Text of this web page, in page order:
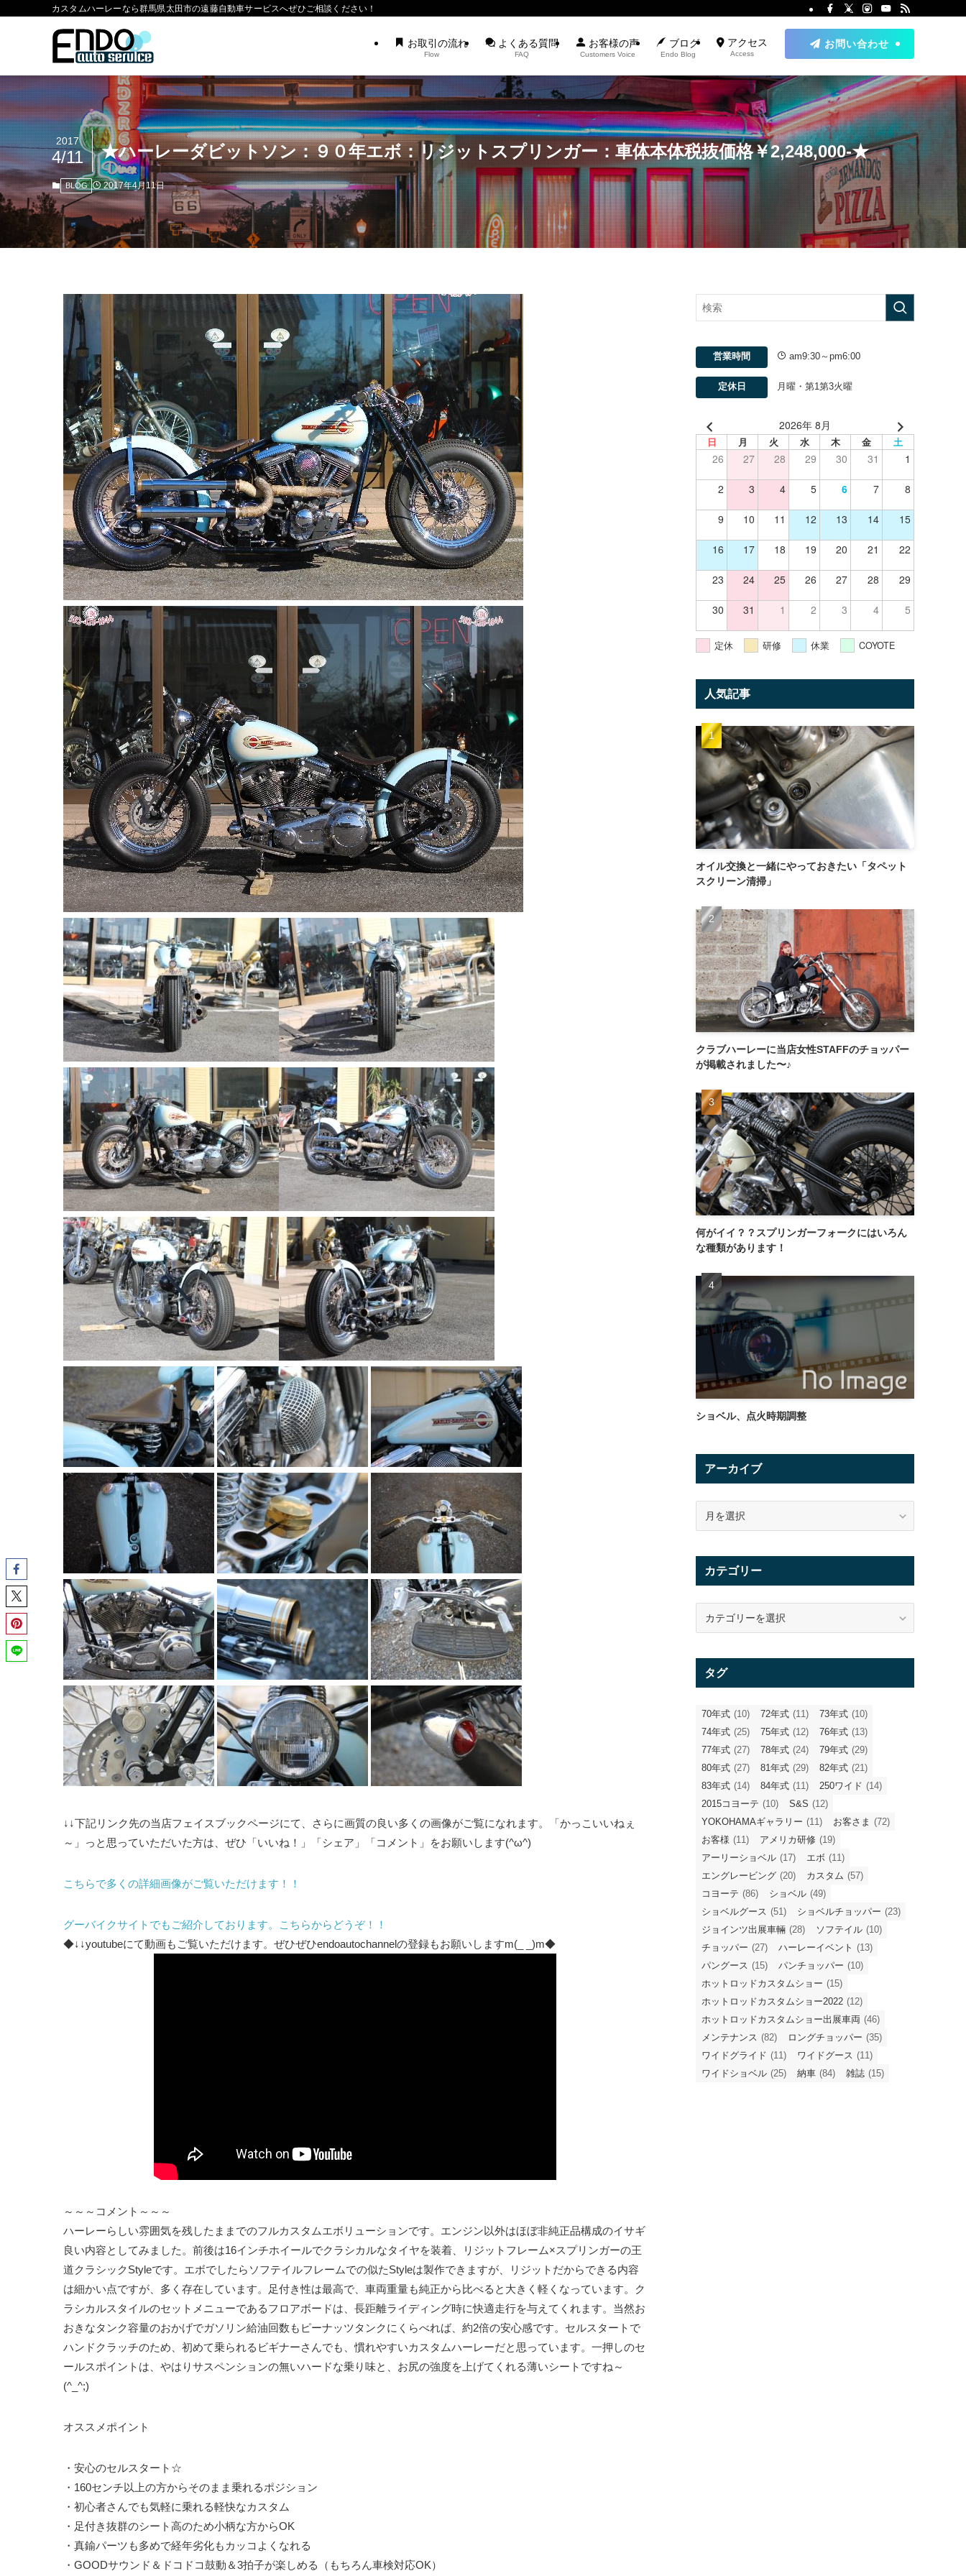
カスタムハーレーなら群馬県太田市の遠藤自動車サービスへぜひご相談ください！
お取引の流れ
Flow
よくある質問
FAQ
お客様の声
Customers Voice
ブログ
Endo Blog
アクセス
Access
お問い合わせ
★ハーレーダビットソン：９０年エボ：リジットスプリンガー：車体本体税抜価格￥2,248,000‐★
2017
4/11
BLOG 2017年4月11日
↓↓下記リンク先の当店フェイスブックページにて、さらに画質の良い多くの画像がご覧になれます。「かっこいいねぇ
～」っと思っていただいた方は、ぜひ「いいね！」「シェア」「コメント」をお願いします(^ω^)
こちらで多くの詳細画像がご覧いただけます！！
グーバイクサイトでもご紹介しております。こちらからどうぞ！！
◆↓↓youtubeにて動画もご覧いただけます。ぜひぜひendoautochannelの登録もお願いしますm(_ _)m◆
～～～コメント～～～
ハーレーらしい雰囲気を残したままでのフルカスタムエボリューションです。エンジン以外はほぼ非純正品構成のイサギ
良い内容としてみました。前後は16インチホイールでクラシカルなタイヤを装着、リジットフレーム×スプリンガーの王
道クラシックStyleです。エボでしたらソフテイルフレームでの似たStyleは製作できますが、リジットだからできる内容
は細かい点ですが、多く存在しています。足付き性は最高で、車両重量も純正から比べると大きく軽くなっています。ク
ラシカルスタイルのセットメニューであるフロアボードは、長距離ライディング時に快適走行を与えてくれます。当然お
おきなタンク容量のおかげでガソリン給油回数もピーナッツタンクにくらべれば、約2倍の安心感です。セルスタートで
ハンドクラッチのため、初めて乗られるビギナーさんでも、慣れやすいカスタムハーレーだと思っています。一押しのセ
ールスポイントは、やはりサスペンションの無いハードな乗り味と、お尻の強度を上げてくれる薄いシートですね～
(^_^;)
オススメポイント
・安心のセルスタート☆
・160センチ以上の方からそのまま乗れるポジション
・初心者さんでも気軽に乗れる軽快なカスタム
・足付き抜群のシート高のため小柄な方からOK
・真鍮パーツも多めで経年劣化もカッコよくなれる
・GOODサウンド＆ドコドコ鼓動＆3拍子が楽しめる（もちろん車検対応OK）
営業時間 am9:30～pm6:00
定休日 月曜・第1第3火曜
2026年 8月
日 月 火 水 木 金 土
26 27 28 29 30 31 1
2 3 4 5 6 7 8
9 10 11 12 13 14 15
16 17 18 19 20 21 22
23 24 25 26 27 28 29
30 31 1 2 3 4 5
定休 研修 休業 COYOTE
人気記事
オイル交換と一緒にやっておきたい「タペット
スクリーン清掃」
クラブハーレーに当店女性STAFFのチョッパー
が掲載されました〜♪
何がイイ？？スプリンガーフォークにはいろん
な種類があります！
ショベル、点火時期調整
アーカイブ
イ
カテゴリー
リ
タグ
70年式 (10) 72年式 (11) 73年式 (10)
74年式 (25) 75年式 (12) 76年式 (13)
77年式 (27) 78年式 (24) 79年式 (29)
80年式 (27) 81年式 (29) 82年式 (21)
83年式 (14) 84年式 (11) 250ワイド (14)
2015コヨーテ (10) S&S (12)
YOKOHAMAギャラリー (11) お客さま (72)
お客様 (11) アメリカ研修 (19)
アーリーショベル (17) エボ (11)
エングレービング (20) カスタム (57)
コヨーテ (86) ショベル (49)
ショベルグース (51) ショベルチョッパー (23)
ジョインツ出展車輛 (28) ソフテイル (10)
チョッパー (27) ハーレーイベント (13)
パングース (15) パンチョッパー (10)
ホットロッドカスタムショー (15)
ホットロッドカスタムショー2022 (12)
ホットロッドカスタムショー出展車両 (46)
メンテナンス (82) ロングチョッパー (35)
ワイドグライド (11) ワイドグース (11)
ワイドショベル (25) 納車 (84) 雑誌 (15)